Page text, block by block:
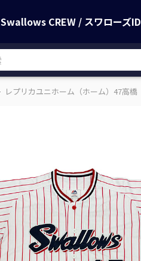
Swallows CREW / スワローズID
レプリカユニホーム（ホーム）47高橋